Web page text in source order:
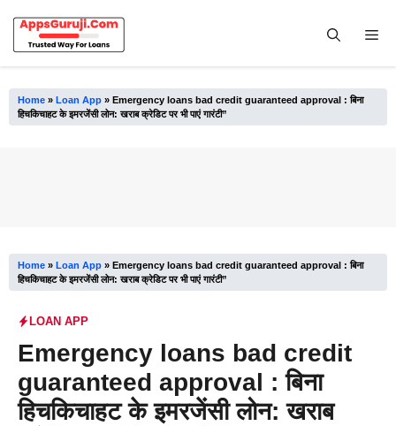
content
Home » Loan App » Emergency loans bad credit guaranteed approval : बिना
हिचकिचाहट के इमरजेंसी लोन: खराब क्रेडिट पर भी पाएं गारंटी”
Home » Loan App » Emergency loans bad credit guaranteed approval : बिना
हिचकिचाहट के इमरजेंसी लोन: खराब क्रेडिट पर भी पाएं गारंटी”
LOAN APP
Emergency loans bad credit
guaranteed approval : बिना
हिचकिचाहट के इमरजेंसी लोन: खराब